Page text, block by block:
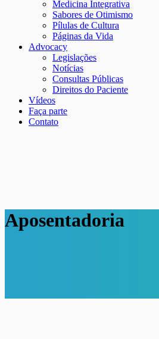
Medicina Integrativa
Sabores de Otimismo
Pílulas de Cultura
Páginas da Vida
Advocacy
Legislações
Notícias
Consultas Públicas
Direitos do Paciente
Vídeos
Faça parte
Contato
Aposentadoria